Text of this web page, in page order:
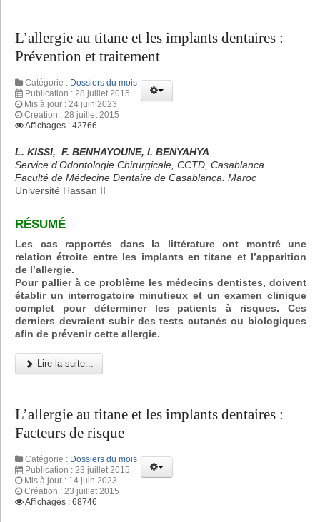
L’allergie au titane et les implants dentaires :
Prévention et traitement
Catégorie : Dossiers du mois
Publication : 28 juillet 2015
Mis à jour : 24 juin 2023
Création : 28 juillet 2015
Affichages : 42766
L. KISSI, F. BENHAYOUNE, I. BENYAHYA
Service d’Odontologie Chirurgicale, CCTD, Casablanca
Faculté de Médecine Dentaire de Casablanca. Maroc
Université Hassan II
RÉSUMÉ
Les cas rapportés dans la littérature ont montré une
relation étroite entre les implants en titane et l’apparition
de l’allergie.
Pour pallier à ce problème les médecins dentistes, doivent
établir un interrogatoire minutieux et un examen clinique
complet pour déterminer les patients à risques. Ces
derniers devraient subir des tests cutanés ou biologiques
afin de prévenir cette allergie.
Lire la suite...
L’allergie au titane et les implants dentaires :
Facteurs de risque
Catégorie : Dossiers du mois
Publication : 23 juillet 2015
Mis à jour : 14 juin 2023
Création : 23 juillet 2015
Affichages : 68746